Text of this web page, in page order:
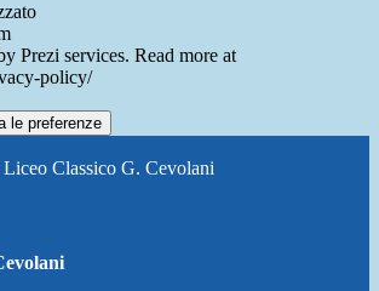
Prezi services. Read more at
policy/
le preferenze
Liceo Classico G. Cevolani